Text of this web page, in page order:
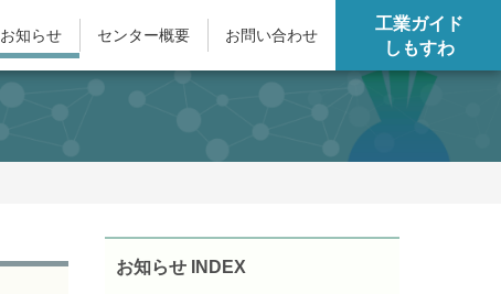
お知らせ センター概要 お問い合わせ
工業ガイド
しもすわ
お知らせ INDEX